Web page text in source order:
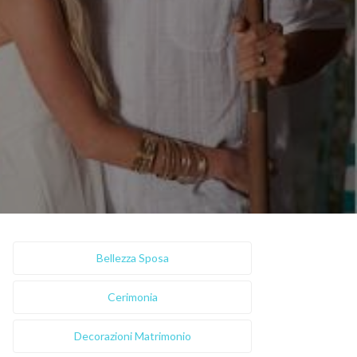
Bellezza Sposa
Cerimonia
Decorazioni Matrimonio